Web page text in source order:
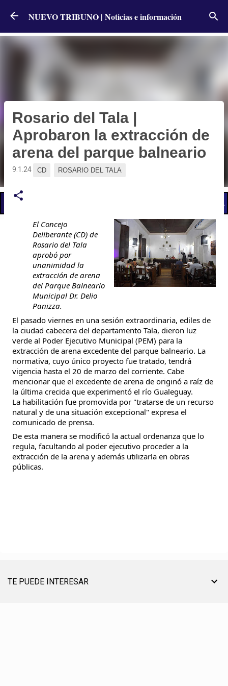
Ir al contenido principal
NUEVO TRIBUNO | Noticias e información
📢 LO ÚLTIMO
Rosario del Tala |
Aprobaron la extracción de
arena del parque balneario
9.1.24 CD ROSARIO DEL TALA
El Concejo
Deliberante (CD) de
Rosario del Tala
aprobó por
unanimidad la
extracción de arena
del Parque Balneario
Municipal Dr. Delio
Panizza.
El pasado viernes en una sesión extraordinaria, ediles de
la ciudad cabecera del departamento Tala, dieron luz
verde al Poder Ejecutivo Municipal (PEM) para la
extracción de arena excedente del parque balneario. La
normativa, cuyo único proyecto fue tratado, tendrá
vigencia hasta el 20 de marzo del corriente. Cabe
mencionar que el excedente de arena de originó a raíz de
la última crecida que experimentó el río Gualeguay.
La habilitación fue promovida por "tratarse de un recurso
natural y de una situación excepcional" expresa el
comunicado de prensa.
De esta manera se modificó la actual ordenanza que lo
regula, facultando al poder ejecutivo proceder a la
extracción de la arena y además utilizarla en obras
públicas.
TE PUEDE INTERESAR